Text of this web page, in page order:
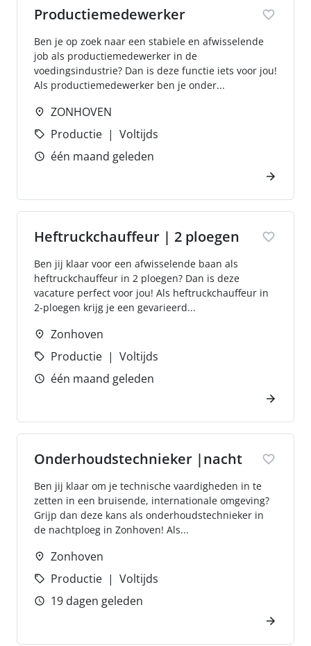
Productiemedewerker
Ben je op zoek naar een stabiele en afwisselende
job als productiemedewerker in de
voedingsindustrie? Dan is deze functie iets voor jou!
Als productiemedewerker ben je onder...
ZONHOVEN
Productie
Voltijds
één maand geleden
Heftruckchauffeur | 2 ploegen
Ben jij klaar voor een afwisselende baan als
heftruckchauffeur in 2 ploegen? Dan is deze
vacature perfect voor jou! Als heftruckchauffeur in
2-ploegen krijg je een gevarieerd...
Zonhoven
Productie
Voltijds
één maand geleden
Onderhoudstechnieker |nacht
Ben jij klaar om je technische vaardigheden in te
zetten in een bruisende, internationale omgeving?
Grijp dan deze kans als onderhoudstechnieker in
de nachtploeg in Zonhoven! Als...
Zonhoven
Productie
Voltijds
19 dagen geleden